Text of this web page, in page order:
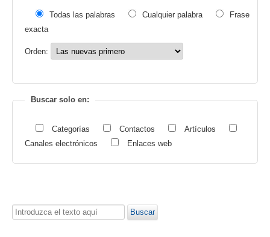
Todas las palabras Cualquier palabra
Frase
exacta
Orden:
Buscar solo en:
Categorías Contactos
Artículos
Canales electrónicos
Enlaces web
Buscar... Buscar